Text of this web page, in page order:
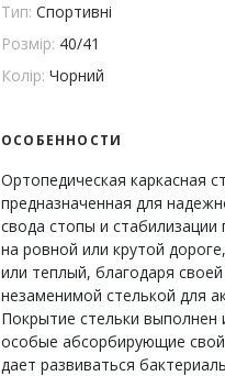
Тип: Спортивні
Розмір: 40/41
Колір: Чорний
ОСОБЕННОСТИ
Ортопедическая каркасная
предназначенная для
свода стопы и
на ровной или крутой
или теплый, благодаря
незаменимой стелькой для
Покрытие стельки выполнен
особые абсорбирующие
дает развиваться